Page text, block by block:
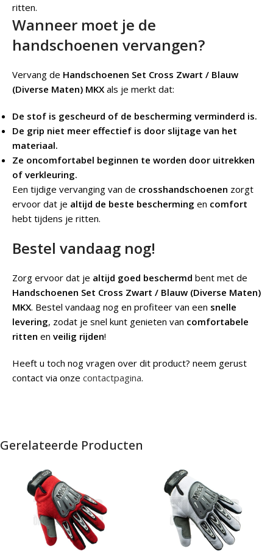
ritten.
Wanneer moet je de
handschoenen vervangen?
Vervang de Handschoenen Set Cross Zwart / Blauw
(Diverse Maten) MKX als je merkt dat:
De stof is gescheurd of de bescherming verminderd is.
De grip niet meer effectief is door slijtage van het
materiaal.
Ze oncomfortabel beginnen te worden door uitrekken
of verkleuring.
Een tijdige vervanging van de crosshandschoenen zorgt
ervoor dat je altijd de beste bescherming en comfort
hebt tijdens je ritten.
Bestel vandaag nog!
Zorg ervoor dat je altijd goed beschermd bent met de
Handschoenen Set Cross Zwart / Blauw (Diverse Maten)
MKX. Bestel vandaag nog en profiteer van een snelle
levering, zodat je snel kunt genieten van comfortabele
ritten en veilig rijden!
Heeft u toch nog vragen over dit product? neem gerust
contact via onze contactpagina.
Gerelateerde Producten